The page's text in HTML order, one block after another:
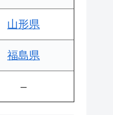
山形県
福島県
–